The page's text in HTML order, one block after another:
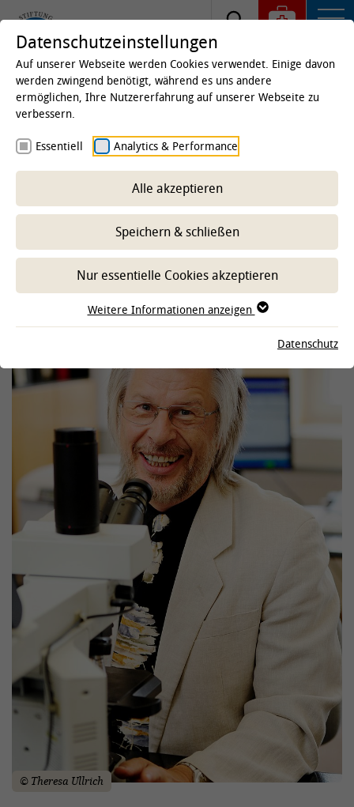
Ehrendoktor für Wolfgang
Baumgärtner
Die Veterinärmedizinische Fakultät der
Universität Helsinki verleiht Professor Dr.
Wolfgang Baumgärtner für seine langjährigen
Verdienste in der Veterinärpathologie die
Ehrendoktorwürde.
© Theresa Ullrich
Datenschutzeinstellungen
Auf unserer Webseite werden Cookies verwendet. Einige davon
werden zwingend benötigt, während es uns andere
ermöglichen, Ihre Nutzererfahrung auf unserer Webseite zu
verbessern.
Essentiell Analytics & Performance
Alle akzeptieren
Speichern & schließen
Nur essentielle Cookies akzeptieren
Weitere Informationen anzeigen
Datenschutz